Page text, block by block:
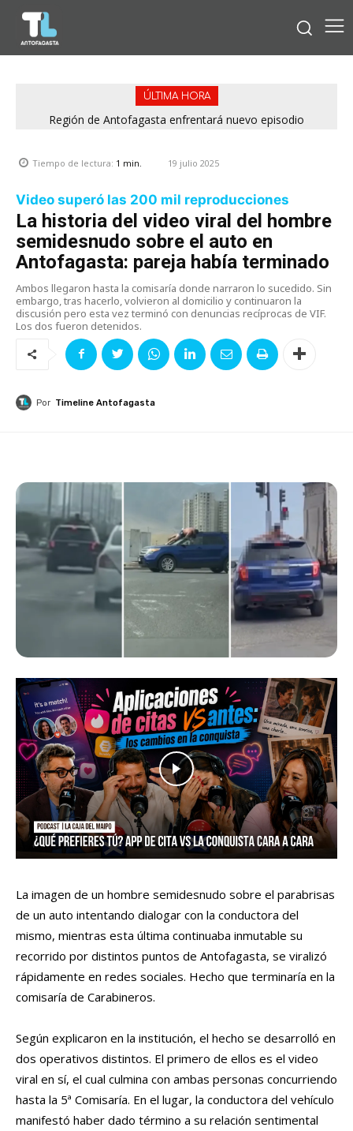
ÚLTIMA HORA
Región de Antofagasta enfrentará nuevo episodio
Tiempo de lectura: 1 min. 19 julio 2025
Video superó las 200 mil reproducciones
La historia del video viral del hombre
semidesnudo sobre el auto en
Antofagasta: pareja había terminado
Ambos llegaron hasta la comisaría donde narraron lo sucedido. Sin
embargo, tras hacerlo, volvieron al domicilio y continuaron la
discusión pero esta vez terminó con denuncias recíprocas de VIF.
Los dos fueron detenidos.
Por Timeline Antofagasta
La imagen de un hombre semidesnudo sobre el parabrisas
de un auto intentando dialogar con la conductora del
mismo, mientras esta última continuaba inmutable su
recorrido por distintos puntos de Antofagasta, se viralizó
rápidamente en redes sociales. Hecho que terminaría en la
comisaría de Carabineros.
Según explicaron en la institución, el hecho se desarrolló en
dos operativos distintos. El primero de ellos es el video
viral en sí, el cual culmina con ambas personas concurriendo
hasta la 5ª Comisaría. En el lugar, la conductora del vehículo
manifestó haber dado término a su relación sentimental